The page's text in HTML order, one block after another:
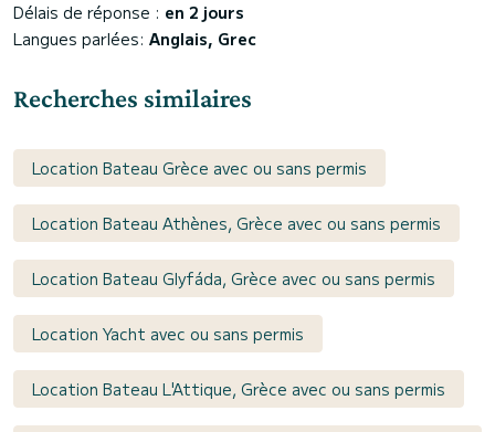
Délais de réponse : en 2 jours
Langues parlées: Anglais, Grec
Recherches similaires
Location Bateau Grèce avec ou sans permis
Location Bateau Athènes, Grèce avec ou sans permis
Location Bateau Glyfáda, Grèce avec ou sans permis
Location Yacht avec ou sans permis
Location Bateau L'Attique, Grèce avec ou sans permis